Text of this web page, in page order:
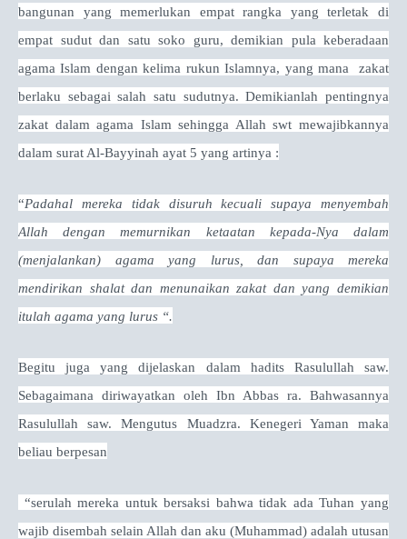
bangunan yang memerlukan empat rangka yang terletak di
empat sudut dan satu soko guru, demikian pula keberadaan
agama Islam dengan kelima rukun Islamnya, yang mana zakat
berlaku sebagai salah satu sudutnya. Demikianlah pentingnya
zakat dalam agama Islam sehingga Allah swt mewajibkannya
dalam surat Al-Bayyinah ayat 5 yang artinya :
“Padahal mereka tidak disuruh kecuali supaya menyembah
Allah dengan memurnikan ketaatan kepada-Nya dalam
(menjalankan) agama yang lurus, dan supaya mereka
mendirikan shalat dan menunaikan zakat dan yang demikian
itulah agama yang lurus “.
Begitu juga yang dijelaskan dalam hadits Rasulullah saw.
Sebagaimana diriwayatkan oleh Ibn Abbas ra. Bahwasannya
Rasulullah saw. Mengutus Muadzra. Kenegeri Yaman maka
beliau berpesan
“serulah mereka untuk bersaksi bahwa tidak ada Tuhan yang
wajib disembah selain Allah dan aku (Muhammad) adalah utusan